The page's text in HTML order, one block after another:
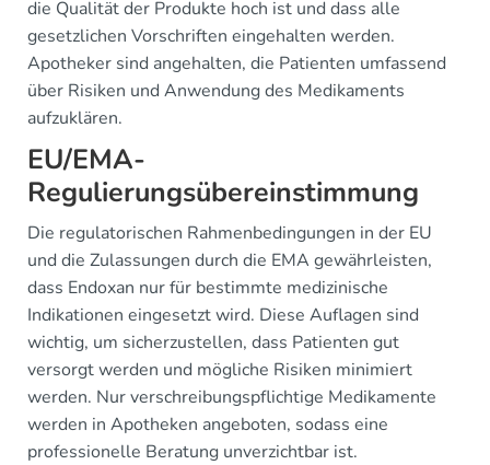
die Qualität der Produkte hoch ist und dass alle
gesetzlichen Vorschriften eingehalten werden.
Apotheker sind angehalten, die Patienten umfassend
über Risiken und Anwendung des Medikaments
aufzuklären.
EU/EMA-
Regulierungsübereinstimmung
Die regulatorischen Rahmenbedingungen in der EU
und die Zulassungen durch die EMA gewährleisten,
dass Endoxan nur für bestimmte medizinische
Indikationen eingesetzt wird. Diese Auflagen sind
wichtig, um sicherzustellen, dass Patienten gut
versorgt werden und mögliche Risiken minimiert
werden. Nur verschreibungspflichtige Medikamente
werden in Apotheken angeboten, sodass eine
professionelle Beratung unverzichtbar ist.